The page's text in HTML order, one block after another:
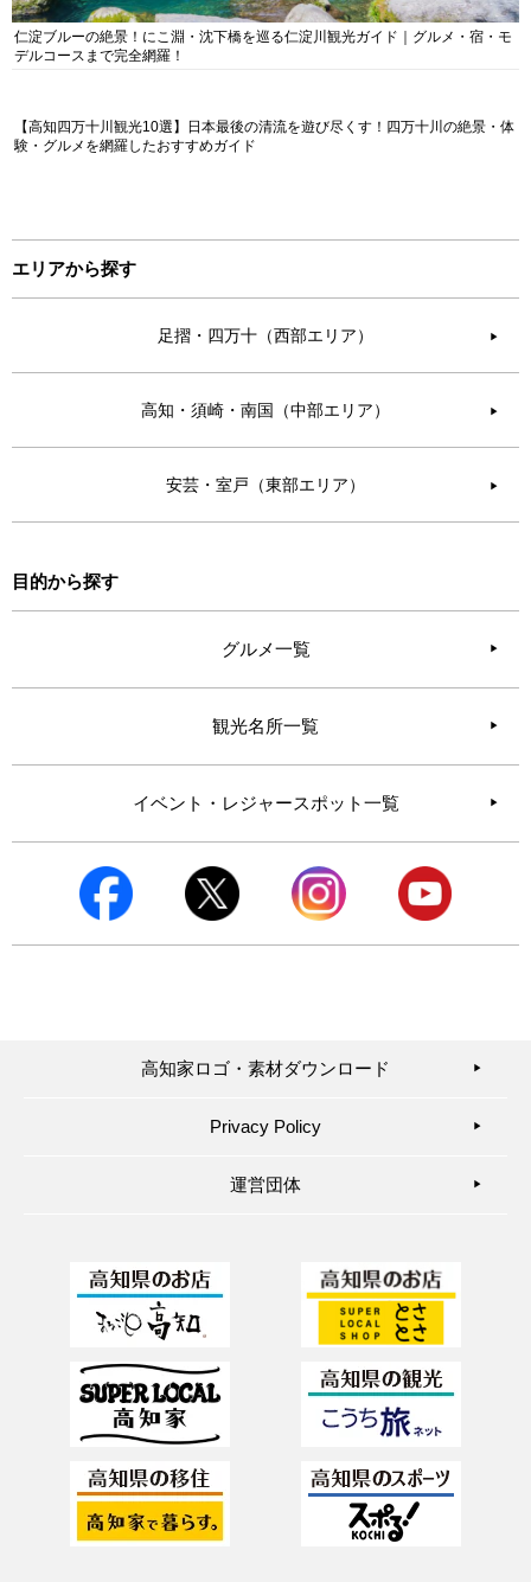
仁淀ブルーの絶景！にこ淵・沈下橋を巡る仁淀川観光ガイド｜グルメ・宿・モ
デルコースまで完全網羅！
【高知四万十川観光10選】日本最後の清流を遊び尽くす！四万十川の絶景・体
験・グルメを網羅したおすすめガイド
エリアから探す
足摺・四万十（西部エリア） ▶︎
高知・須崎・南国（中部エリア） ▶︎
安芸・室戸（東部エリア） ▶︎
目的から探す
グルメ一覧
観光名所一覧
イベント・レジャースポット一覧
高知家ロゴ・素材ダウンロード ▶︎
Privacy Policy ▶︎
運営団体 ▶︎